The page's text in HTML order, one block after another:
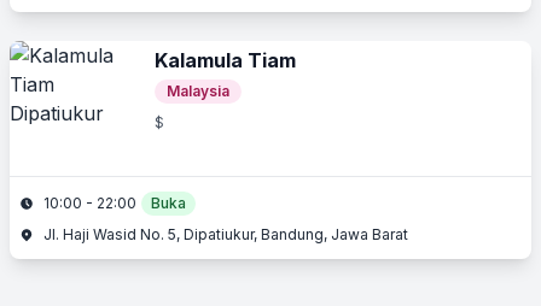
Kalamula Tiam
Malaysia
$
10:00 - 22:00
Buka
Jl. Haji Wasid No. 5, Dipatiukur, Bandung, Jawa Barat